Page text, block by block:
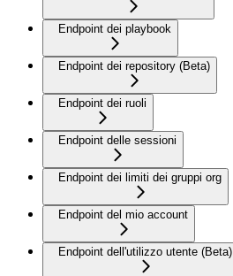
Endpoint dei playbook
Endpoint dei repository (Beta)
Endpoint dei ruoli
Endpoint delle sessioni
Endpoint dei limiti dei gruppi org
Endpoint del mio account
Endpoint dell'utilizzo utente (Beta)